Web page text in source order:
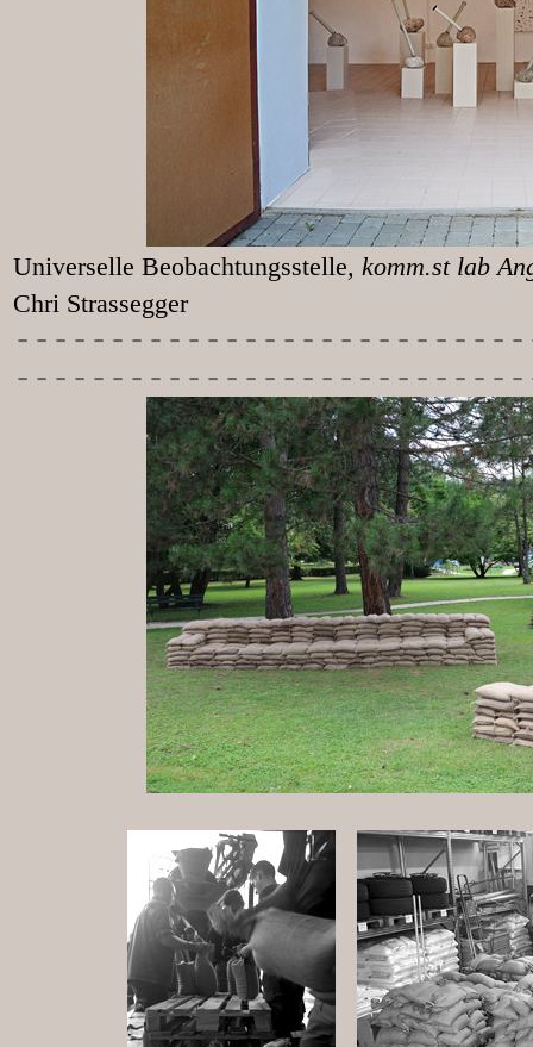
Universelle Beobachtungsstelle,
Chri Strassegger
-----------